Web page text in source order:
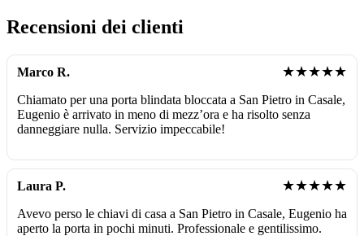
Recensioni dei clienti
Marco R. ★★★★★
Chiamato per una porta blindata bloccata a San Pietro in Casale,
Eugenio è arrivato in meno di mezz’ora e ha risolto senza
danneggiare nulla. Servizio impeccabile!
Laura P. ★★★★★
Avevo perso le chiavi di casa a San Pietro in Casale, Eugenio ha
aperto la porta in pochi minuti. Professionale e gentilissimo.